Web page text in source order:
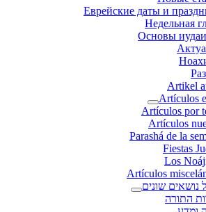
Еврейские даты и
Недельная
Основы
Artikel
Artículos
Artículos por
Artículos
Parashá de la
Fiestas
Los
Artículos
שונים
התורה